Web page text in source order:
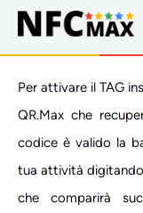
Per attivare il TAG
QR.Max che
codice è valido la
tua attività
che comparirà